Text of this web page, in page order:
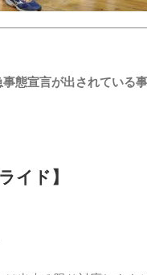
態宣言が出されている
イド】